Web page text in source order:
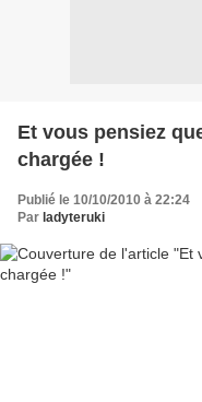
Et vous pensiez
chargée !
Publié le 10/10/2010 à 22:24
Par ladyteruki